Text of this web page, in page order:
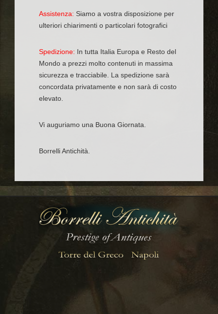
Assistenza: Siamo a vostra disposizione per
ulteriori chiarimenti o particolari fotografici
Spedizione: In tutta Italia Europa e Resto del
Mondo a prezzi molto contenuti in massima
sicurezza e tracciabile. La spedizione sarà
concordata privatamente e non sarà di costo
elevato.
Vi auguriamo una Buona Giornata.
Borrelli Antichità.